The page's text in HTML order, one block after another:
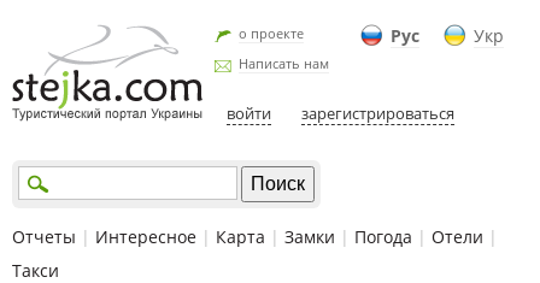
Рус Укр
о проекте
Написать нам
войти зарегистрироваться
Отчеты | Интересное | Карта | Замки | Погода | Отели |
Такси